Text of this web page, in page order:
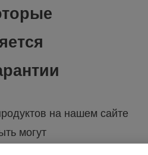
на нашем сайте
могут
усилителя, другие